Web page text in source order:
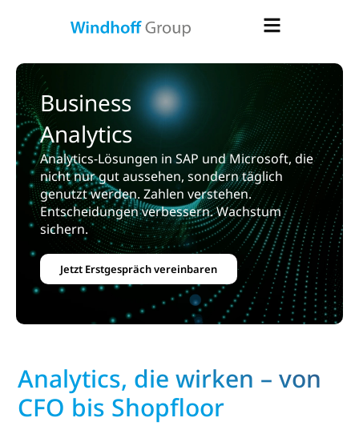
Business
Analytics
Analytics-Lösungen in SAP und Microsoft, die
nicht nur gut aussehen, sondern täglich
genutzt werden. Zahlen verstehen.
Entscheidungen verbessern. Wachstum
sichern.
Jetzt Erstgespräch vereinbaren
Analytics, die wirken – von
CFO bis Shopfloor